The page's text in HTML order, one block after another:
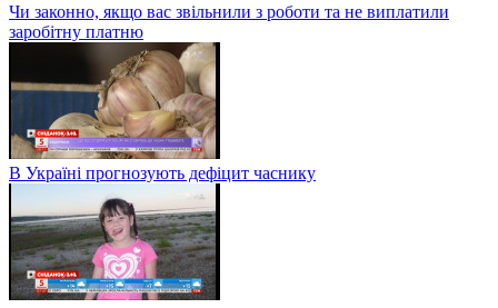
Чи законно, якщо вас звільнили з роботи та не виплатили
заробітну платню
В Україні прогнозують дефіцит часнику